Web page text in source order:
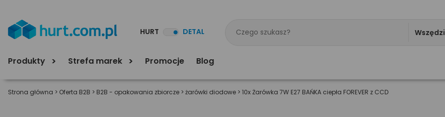
HURT DETAL
Produkty Strefa marek Promocje Blog
Strona główna > Oferta B2B > B2B - opakowania zbiorcze > żarówki diodowe > 10x Żarówka 7W E27 BAŃKA ciepła FOREVER z CCD